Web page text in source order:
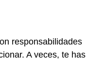
responsabilidades
A veces, te has